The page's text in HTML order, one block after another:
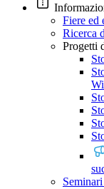
Fiere ed
Ricerca
Progetti